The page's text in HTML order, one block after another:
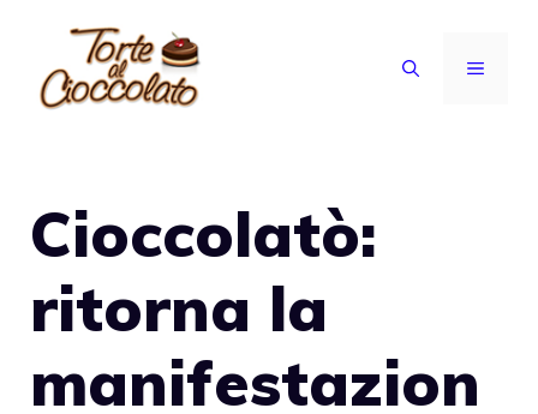
contenuto
MENU
Cioccolatò:
ritorna la
manifestazion